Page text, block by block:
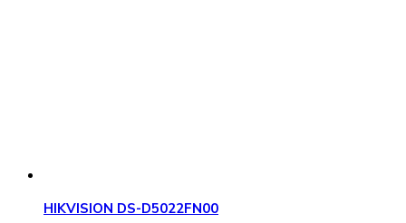
HIKVISION DS-D5022FN00